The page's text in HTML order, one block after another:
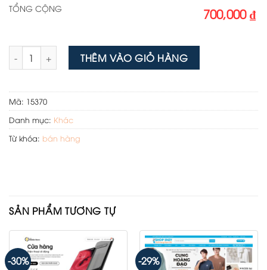
TỔNG CỘNG 700,000 ₫
Theme wordpress bán thiết bị mài công nghiệp số lượng
THÊM VÀO GIỎ HÀNG
Mã: 15370
Danh mục: Khác
Từ khóa: bán hàng
SẢN PHẨM TƯƠNG TỰ
-30% -29%